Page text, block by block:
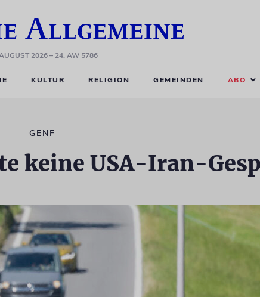
2026– 24. AW 5786
KULTUR RELIGION GEMEINDEN ABO
GENF
keine USA-Iran-